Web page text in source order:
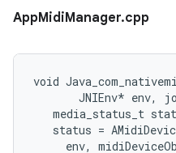
AppMidiManager.cpp
void
JNIEnv* env,
media_status_t
status =
env,